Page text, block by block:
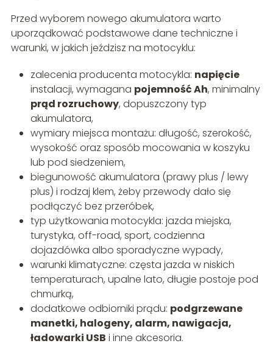
Przed wyborem nowego akumulatora warto
uporządkować podstawowe dane techniczne i
warunki, w jakich jeździsz na motocyklu:
zalecenia producenta motocykla: napięcie
instalacji, wymagana pojemność Ah, minimalny
prąd rozruchowy, dopuszczony typ
akumulatora,
wymiary miejsca montażu: długość, szerokość,
wysokość oraz sposób mocowania w koszyku
lub pod siedzeniem,
biegunowość akumulatora (prawy plus / lewy
plus) i rodzaj klem, żeby przewody dało się
podłączyć bez przeróbek,
typ użytkowania motocykla: jazda miejska,
turystyka, off-road, sport, codzienna
dojazdówka albo sporadyczne wypady,
warunki klimatyczne: częsta jazda w niskich
temperaturach, upalne lato, długie postoje pod
chmurką,
dodatkowe odbiorniki prądu: podgrzewane
manetki, halogeny, alarm, nawigacja,
ładowarki USB i inne akcesoria.